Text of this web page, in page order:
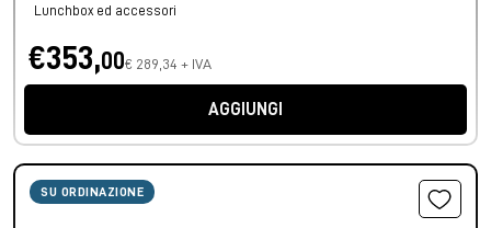
Lunchbox ed accessori
€353,00€ 289,34 + IVA
AGGIUNGI
SU ORDINAZIONE